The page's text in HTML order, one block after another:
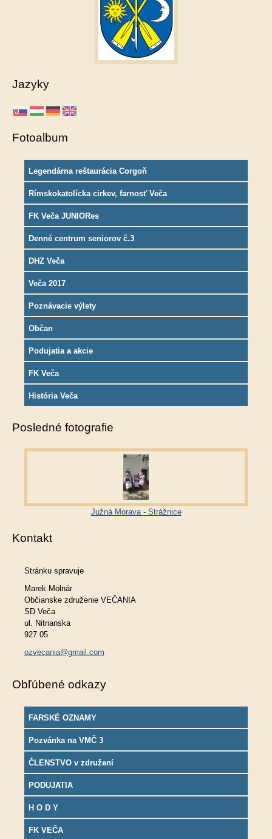
Jazyky
Fotoalbum
Legendárna reštaurácia Corgoň
Rímskokatolícka cirkev, farnosť Veča
FK Veča JUNIORes
Denné centrum seniorov č.3
DHZ Veča
Veča 2017
Poznávacie výlety
Občan
Podujatia a akcie
FK Veča
História Veča
Posledné fotografie
Južná Morava - Strážnice
Kontakt
Stránku spravuje
Marek Molnár
Občianske združenie VEČANIA
SD Veča
ul. Nitrianska
927 05
ozvecania@gmail.com
Obľúbené odkazy
FARSKÉ OZNAMY
Pozvánka na VMČ 3
ČLENSTVO v združení
PODUJATIA
H O D Y
FK VEČA